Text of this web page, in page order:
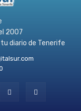
2007
diario de Tenerife